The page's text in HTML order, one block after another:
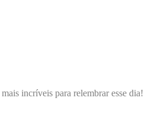
mais incríveis para relembrar esse dia!